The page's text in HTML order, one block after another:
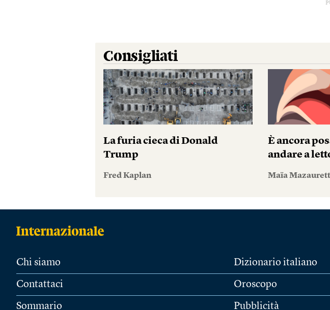
Consigliati
La furia cieca di Donald
Trump
Fred Kaplan
È ancora
andare a
Maïa
Chi siamo
Contattaci
Sommario
Dizionario italiano
Oroscopo
Pubblicità